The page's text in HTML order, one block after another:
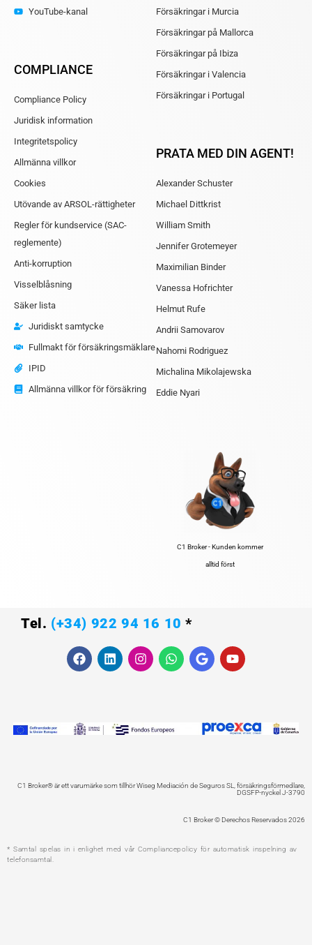
YouTube-kanal
COMPLIANCE
Compliance Policy
Juridisk information
Integritetspolicy
Allmänna villkor
Cookies
Utövande av ARSOL-rättigheter
Regler för kundservice (SAC-
reglemente)
Anti-korruption
Visselblåsning
Säker lista
Juridiskt samtycke
Fullmakt för försäkringsmäklare
IPID
Allmänna villkor för försäkring
Försäkringar i Murcia
Försäkringar på Mallorca
Försäkringar på Ibiza
Försäkringar i Valencia
Försäkringar i Portugal
PRATA MED DIN AGENT!
Alexander Schuster
Michael Dittkrist
William Smith
Jennifer Grotemeyer
Maximilian Binder
Vanessa Hofrichter
Helmut Rufe
Andrii Samovarov
Nahomi Rodriguez
Michalina Mikolajewska
Eddie Nyari
C1 Broker - Kunden kommer
alltid först
Tel. (+34) 922 94 16 10*
F
a
o
k
L
i
i
n
I
n
r
W
h
p
G
o
Y
o
e
C1 Broker® är ett varumärke som tillhör Wiseg Mediación de Seguros SL, försäkringsförmedlare,
DGSFP-nyckel J-3790
C1 Broker © Derechos Reservados 2026
* Samtal spelas in i enlighet med vår Compliancepolicy för automatisk inspelning av
telefonsamtal.